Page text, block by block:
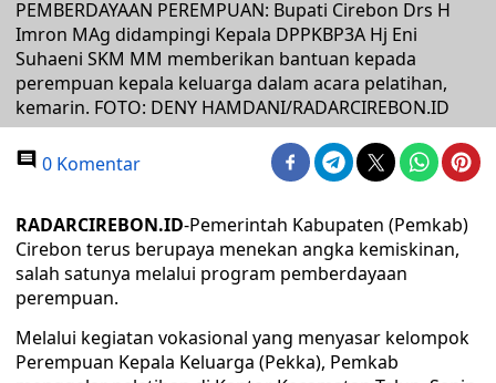
PEMBERDAYAAN PEREMPUAN: Bupati Cirebon Drs H
Imron MAg didampingi Kepala DPPKBP3A Hj Eni
Suhaeni SKM MM memberikan bantuan kepada
perempuan kepala keluarga dalam acara pelatihan,
kemarin. FOTO: DENY HAMDANI/RADARCIREBON.ID
0 Komentar
RADARCIREBON.ID-Pemerintah Kabupaten (Pemkab)
Cirebon terus berupaya menekan angka kemiskinan,
salah satunya melalui program pemberdayaan
perempuan.
Melalui kegiatan vokasional yang menyasar kelompok
Perempuan Kepala Keluarga (Pekka), Pemkab